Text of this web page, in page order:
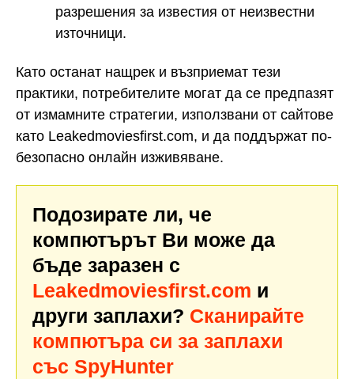
разрешения за известия от неизвестни
източници.
Като останат нащрек и възприемат тези
практики, потребителите могат да се предпазят
от измамните стратегии, използвани от сайтове
като Leakedmoviesfirst.com, и да поддържат по-
безопасно онлайн изживяване.
Подозирате ли, че
компютърът Ви може да
бъде заразен с
Leakedmoviesfirst.com и
други заплахи? Сканирайте
компютъра си за заплахи
със SpyHunter